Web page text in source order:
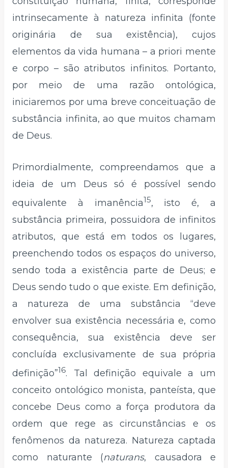
intrinsecamente à natureza infinita (fonte
originária de sua existência), cujos
elementos da vida humana – a priori mente
e corpo – são atributos infinitos. Portanto,
por meio de uma razão ontológica,
iniciaremos por uma breve conceituação de
substância infinita, ao que muitos chamam
de Deus.
Primordialmente, compreendamos que a
ideia de um Deus só é possível sendo
equivalente à imanência15, isto é, a
substância primeira, possuidora de infinitos
atributos, que está em todos os lugares,
preenchendo todos os espaços do universo,
sendo toda a existência parte de Deus; e
Deus sendo tudo o que existe. Em definição,
a natureza de uma substância “deve
envolver sua existência necessária e, como
consequência, sua existência deve ser
concluída exclusivamente de sua própria
definição”16. Tal definição equivale a um
conceito ontológico monista, panteísta, que
concebe Deus como a força produtora da
ordem que rege as circunstâncias e os
fenômenos da natureza. Natureza captada
como naturante (naturans, causadora e